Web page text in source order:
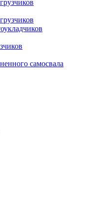
самосвала